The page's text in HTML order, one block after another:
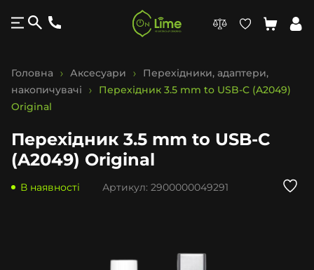
Головна Аксесуари
Перехідники, адаптери,
накопичувачі
Перехідник 3.5 mm to USB-C (A2049)
Original
Перехідник 3.5 mm to USB-C
(A2049) Original
В наявності Артикул: 2900000049291